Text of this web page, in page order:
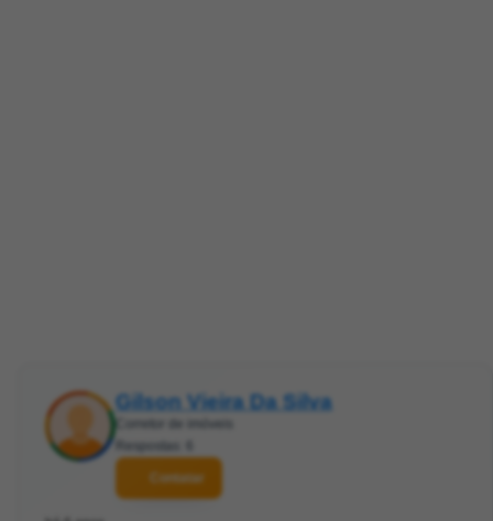
Gilson Vieira Da Silva
Contatar